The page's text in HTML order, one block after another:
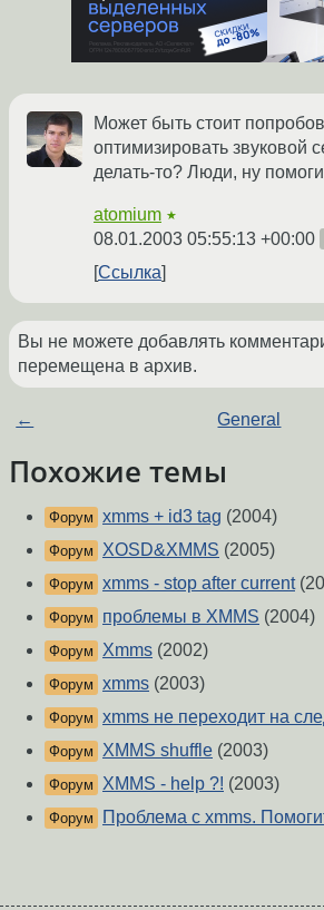
Может быть стоит
оптимизировать звуковой
делать-то? Люди, ну
atomium ★
08.01.2003 05:55:13 +00:00
Ссылка
Вы не можете добавлять
перемещена в архив.
← General
Похожие темы
Форум xmms + id3 tag (2004)
Форум XOSD&XMMS (2005)
Форум xmms - stop after current
Форум проблемы в XMMS (2004)
Форум Xmms (2002)
Форум xmms (2003)
Форум xmms не переходит на
Форум XMMS shuffle (2003)
Форум XMMS - help ?! (2003)
Форум Проблема с xmms.